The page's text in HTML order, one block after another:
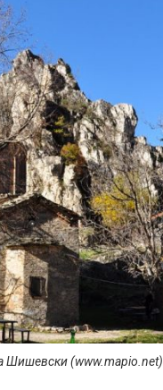
Шишевски (www.mapio.net)